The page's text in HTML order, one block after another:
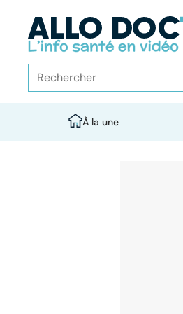
À la une